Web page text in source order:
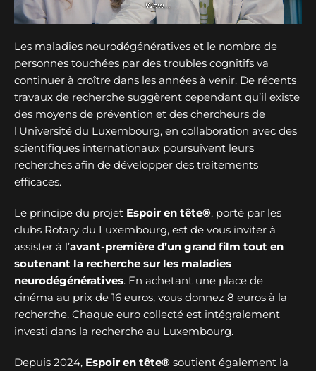
Les maladies neurodégénératives et le nombre de
personnes touchées par des troubles cognitifs va
continuer à croître dans les années à venir. De récents
travaux de recherche suggèrent cependant qu’il existe
des moyens de prévention et des chercheurs de
l'Université du Luxembourg, en collaboration avec des
scientifiques internationaux poursuivent leurs
recherches afin de développer des traitements
efficaces.
Le principe du projet Espoir en tête®, porté par les
clubs Rotary du Luxembourg, est de vous inviter à
assister à l’avant-première d’un grand film tout en
soutenant la recherche sur les maladies
neurodégénératives. En achetant une place de
cinéma au prix de 16 euros, vous donnez 8 euros à la
recherche. Chaque euro collecté est intégralement
investi dans la recherche au Luxembourg.
Depuis 2024, Espoir en tête® soutient également la